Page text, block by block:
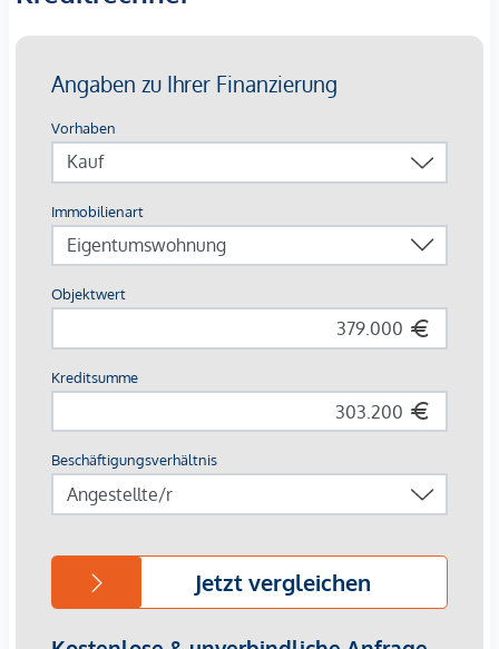
NEBENKOSTEN
erfolgreichem Abschlussfall eine Provision anfällt, die den in
der Immobilienmaklerverordnung BGBI. 262 und 297/1996
festgelegten Sätzen entspricht – das sind 3 % des
Kaufpreises zzgl. 20 % USt. Diese Provisionspflicht besteht
auch dann, wenn Sie die Ihnen überlassenen Informationen
an Dritte weitergeben. Vertragserrichtung: Notariat Mag.
Georg Schreiber & Partner, Schottenring 16, 1010 Wien. Die
Kosten belaufen sich auf 1,5% des Kaufpreises zzgl. 20%
Ust., Gebühren und Barauslagen.
*Der Vertrag kommt nicht mit der INFINA Credit Broker
GmbH zustande. Das Objekt wird von einem externen
Immobilienunternehmen angeboten. Allfällige aus dem
Vertragsabschluss resultierende Rechte sind ausschließlich
gegenüber dem anbietenden Immobilienunternehmen
geltend zu machen. Wir weisen Sie darauf hin, dass die
unverbindliche Vorabinformationen sind und daher ohne
Gewähr erfolgen. Der Vermittler ist als Doppelmakler tätig.